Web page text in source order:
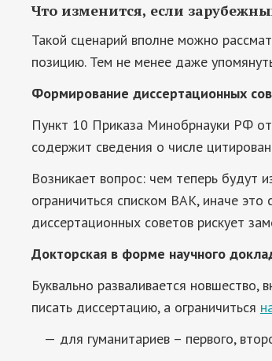
Что изменится, если
Такой сценарий вполне можно
позицию. Тем не менее даже
Формирование диссертационных
Пункт 10 Приказа Минобрнауки РФ
содержит сведения о числе
Возникает вопрос: чем теперь будут
ограничиться списком ВАК, иначе
диссертационных советов рискует
Докторская в форме научного
Буквально разваливается
писать диссертацию, а ограничиться
для гуманитариев – первого,